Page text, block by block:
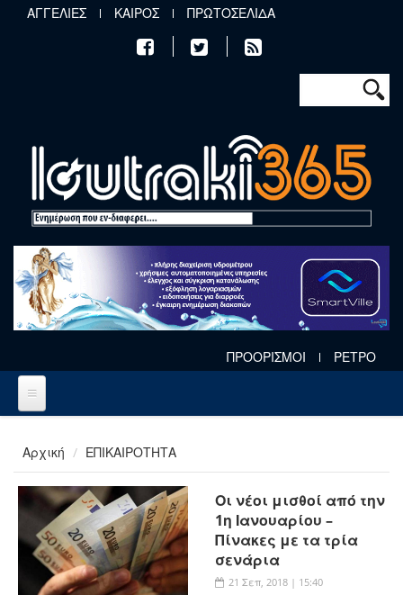
Παράκαμψη προς το κυρίως περιεχόμενο
ΑΓΓΕΛΙΕΣ ΚΑΙΡΟΣ ΠΡΩΤΟΣΕΛΙΔΑ
Φόρμα
Αναζήτηση
ΠΡΟΟΡΙΣΜΟΙ ΡΕΤΡΟ
Αρχική ΕΠΙΚΑΙΡΟΤΗΤΑ
Οι νέοι μισθοί από την
1η Ιανουαρίου –
Πίνακες με τα τρία
σενάρια
21 Σεπ, 2018 | 15:40